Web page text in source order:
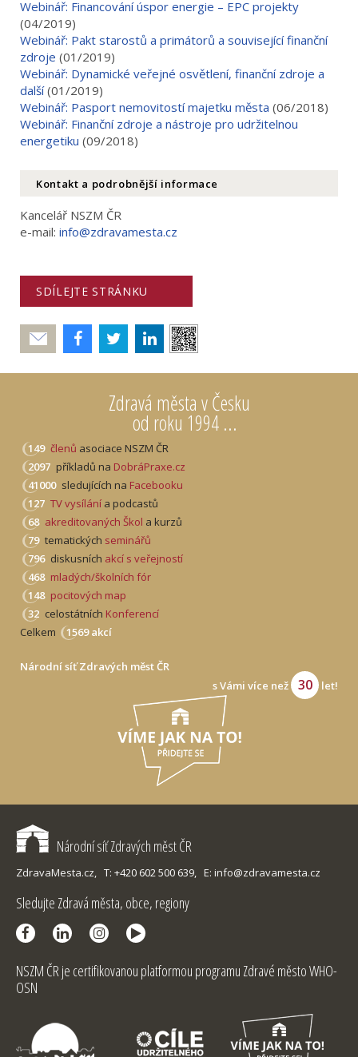
Zdravá města v Česku
od roku 1994 ...
149 členů asociace NSZM ČR
2097 příkladů na DobráPraxe.cz
41000 sledujících na Facebooku
127 TV vysílání a podcastů
68 akreditovaných Škol a kurzů
79 tematických seminářů
796 diskusních akcí s veřejností
468 mladých/školních fór
148 pocitových map
32 celostátních Konferencí
Celkem
1569 akcí
Národní síť Zdravých měst ČR
s Vámi více než
30 let!
Webinář: Financování úspor energie – EPC projekty
(04/2019)
Webinář: Pakt starostů a primátorů a související finanční
zdroje (01/2019)
Webinář: Dynamické veřejné osvětlení, finanční zdroje a
další(01/2019)
Webinář: Pasport nemovitostí majetku města (06/2018)
Webinář: Finanční zdroje a nástroje pro udržitelnou
energetiku (09/2018)
Kontakt a podrobnější informace
Kancelář NSZM ČR
e-mail: info@zdravamesta.cz
SDÍLEJTE STRÁNKU
Poslat
Národní síť Zdravých měst ČR
ZdravaMesta.cz, T: +420 602 500 639, E: info@zdravamesta.cz
Sledujte Zdravá města, obce, regiony
NSZM ČR je certifikovanou platformou programu Zdravé město WHO-
OSN